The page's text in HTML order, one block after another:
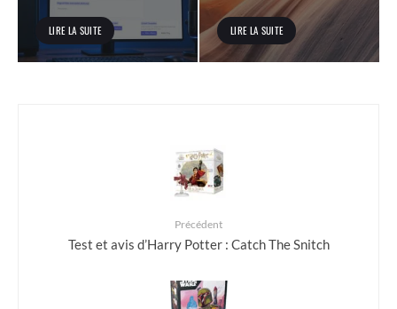
LIRE LA SUITE LIRE LA SUITE
Précédent
Test et avis d’Harry Potter : Catch The Snitch